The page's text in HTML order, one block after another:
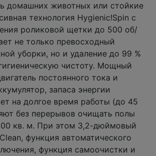
домашних животных или стойкие
технология Hygienic!Spin с
роликовой щетки до 500 об/
не только превосходный
уборки, но и удаление до 99 %
чистоту. Мощный
постоянного тока и
запаса энергии
на долгое время работы (до 45
без перерывов очищать полы
кв. м. При этом 3,2-дюймовый
функция автоматического
функция самоочистки и